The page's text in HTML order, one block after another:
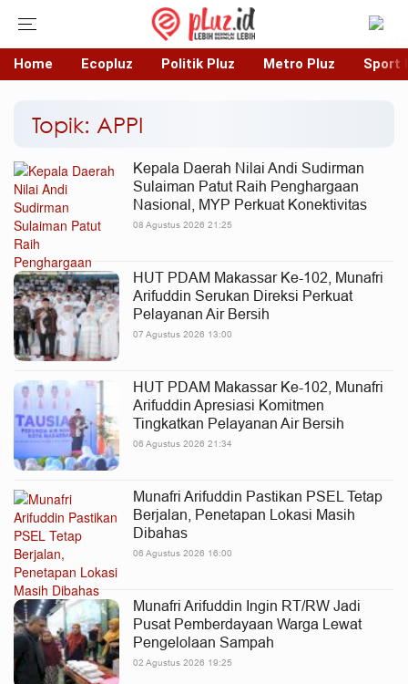
Home Ecopluz Politik Pluz Metro Pluz Sport
Topik: APPI
Kepala Daerah Nilai Andi Sudirman
Sulaiman Patut Raih Penghargaan
Nasional, MYP Perkuat Konektivitas
08 Agustus 2026 21:25
HUT PDAM Makassar Ke-102, Munafri
Arifuddin Serukan Direksi Perkuat
Pelayanan Air Bersih
07 Agustus 2026 13:00
HUT PDAM Makassar Ke-102, Munafri
Arifuddin Apresiasi Komitmen
Tingkatkan Pelayanan Air Bersih
06 Agustus 2026 21:34
Munafri Arifuddin Pastikan PSEL Tetap
Berjalan, Penetapan Lokasi Masih
Dibahas
06 Agustus 2026 16:00
Munafri Arifuddin Ingin RT/RW Jadi
Pusat Pemberdayaan Warga Lewat
Pengelolaan Sampah
02 Agustus 2026 19:25